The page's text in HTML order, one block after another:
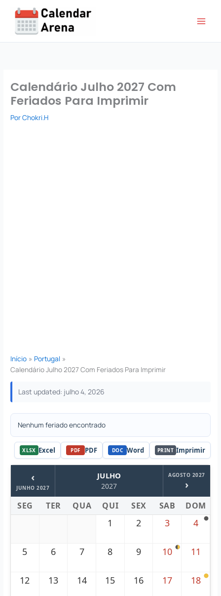
conteúdo
Calendário Julho 2027 Com
Feriados Para Imprimir
PorChokri.H
Início
Portugal
Calendário Julho 2027 Com Feriados Para Imprimir
Last updated: julho 4, 2026
Nenhum feriado encontrado
XLSX Excel PDF PDF DOC Word PRINT Imprimir
‹
JUNHO 2027
JULHO
2027
AGOSTO 2027
›
SEG TER QUA QUI SEX SAB DOM
1 2 3 4
5 6 7 8 9 10 11
12 13 14 15 16 17 18